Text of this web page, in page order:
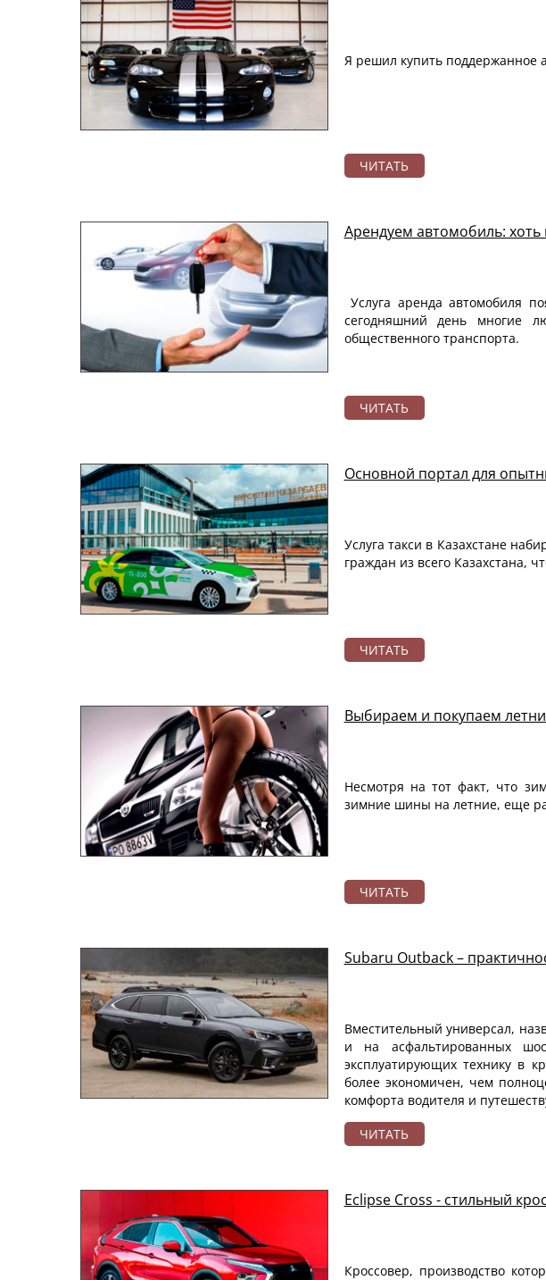
Я решил купить поддержанное
ЧИТАТЬ
Арендуем автомобиль: хоть
Услуга аренда автомобиля
сегодняшний день многие
общественного транспорта.
ЧИТАТЬ
Основной портал для
Услуга такси в Казахстане
граждан из всего Казахстана,
ЧИТАТЬ
Выбираем и покупаем
Несмотря на тот факт, что
зимние шины на летние, еще
ЧИТАТЬ
Subaru Outback –
Вместительный универсал,
и на асфальтированных
эксплуатирующих технику в
более экономичен, чем
комфорта водителя и
ЧИТАТЬ
Eclipse Cross - стильный
Кроссовер, производство